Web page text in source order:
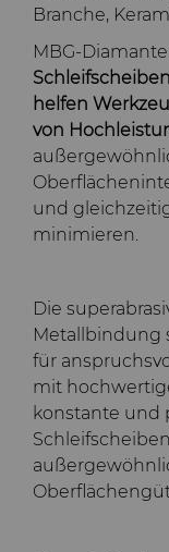
Branche,
MBG-
helfen
von
und
minimieren.
Die
Metallbindung
für
mit
konstante und